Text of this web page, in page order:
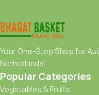
Your One-Stop Shop for
Netherlands!
Popular Categories
Vegetables & Fruits